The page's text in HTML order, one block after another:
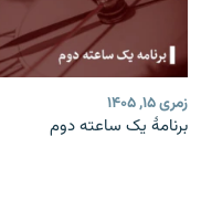
زمری ۱۵, ۱۴۰۵
برنامۀ یک ساعته دوم